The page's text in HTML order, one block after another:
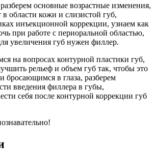
основные возрастные изменения,
в области кожи и слизистой губ,
инъекционной коррекции, узнаем как
при работе с периоральной областью,
увеличения губ нужен филлер.
на вопросах контурной пластики губ,
рельеф и объем губ так, чтобы это
в глаза, разберем
введения филлера в губы,
себя после контурной коррекции губ